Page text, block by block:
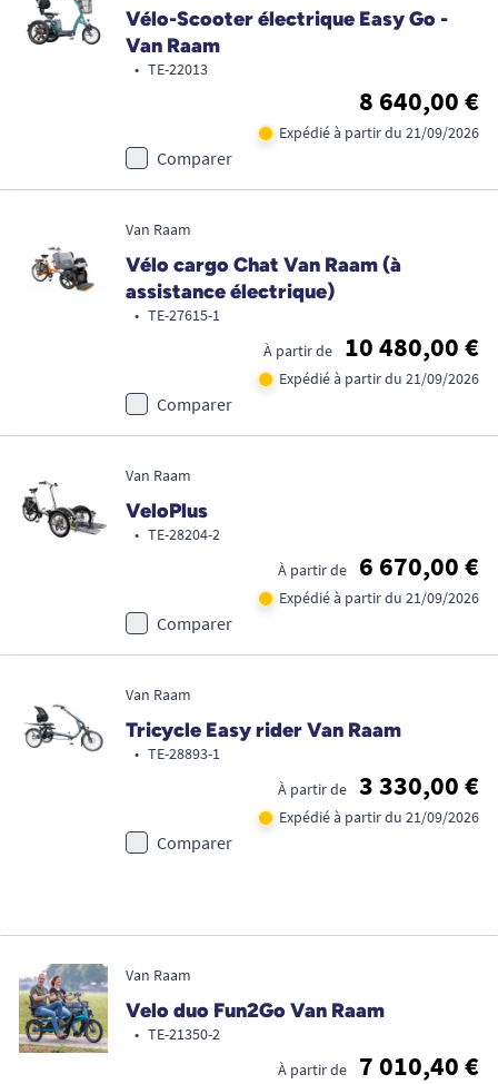
Vélo-Scooter électrique Easy Go -
Van Raam
• TE-22013
8 640,00 €
Expédié à partir du 21/09/2026
Comparer
Van Raam
Vélo cargo Chat Van Raam (à
assistance électrique)
• TE-27615-1
À partir de
10 480,00 €
Expédié à partir du 21/09/2026
Comparer
Van Raam
VeloPlus
• TE-28204-2
À partir de
6 670,00 €
Expédié à partir du 21/09/2026
Comparer
Van Raam
Tricycle Easy rider Van Raam
• TE-28893-1
À partir de
3 330,00 €
Expédié à partir du 21/09/2026
Comparer
Van Raam
Velo duo Fun2Go Van Raam
• TE-21350-2
À partir de
7 010,40 €